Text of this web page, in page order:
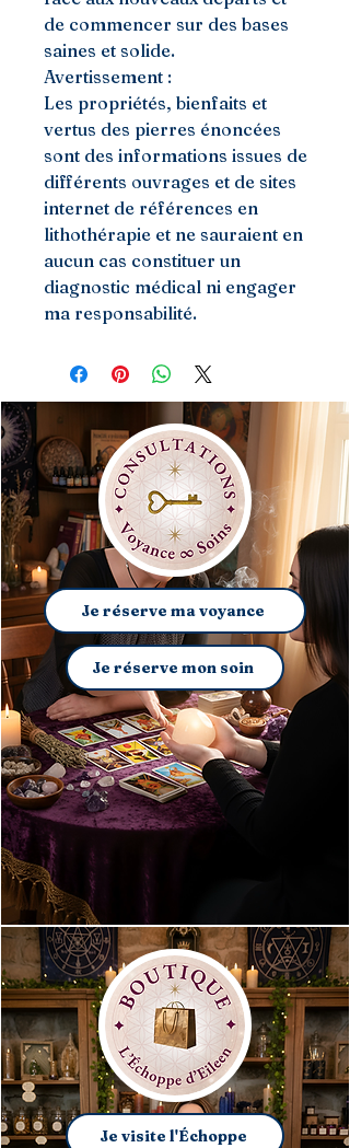
de commencer sur des bases
saines et solide.
Avertissement :
Les propriétés, bienfaits et
vertus des pierres énoncées
sont des informations issues de
différents ouvrages et de sites
internet de références en
lithothérapie et ne sauraient en
aucun cas constituer un
diagnostic médical ni engager
ma responsabilité.
Je réserve ma voyance
Je réserve mon soin
Je visite l'Échoppe